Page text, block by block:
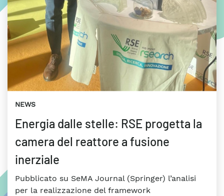
NEWS
Energia dalle stelle: RSE progetta la
camera del reattore a fusione
inerziale
Pubblicato su SeMA Journal (Springer) l’analisi
per la realizzazione del framework